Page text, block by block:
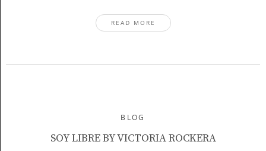
READ MORE
BLOG
SOY LIBRE BY VICTORIA ROCKERA